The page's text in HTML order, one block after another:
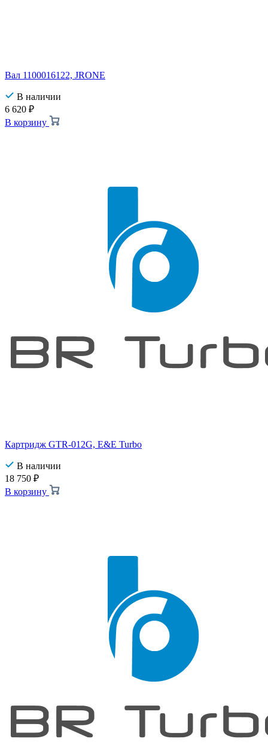
Вал 1100016122, JRONE
В наличии
6 620 ₽
В корзину
Картридж GTR-012G, E&E Turbo
В наличии
18 750 ₽
В корзину